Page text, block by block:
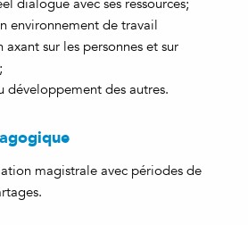
dialogue avec ses ressources;
environnement de travail
axant sur les personnes et sur
développement des autres.
magistrale avec périodes de